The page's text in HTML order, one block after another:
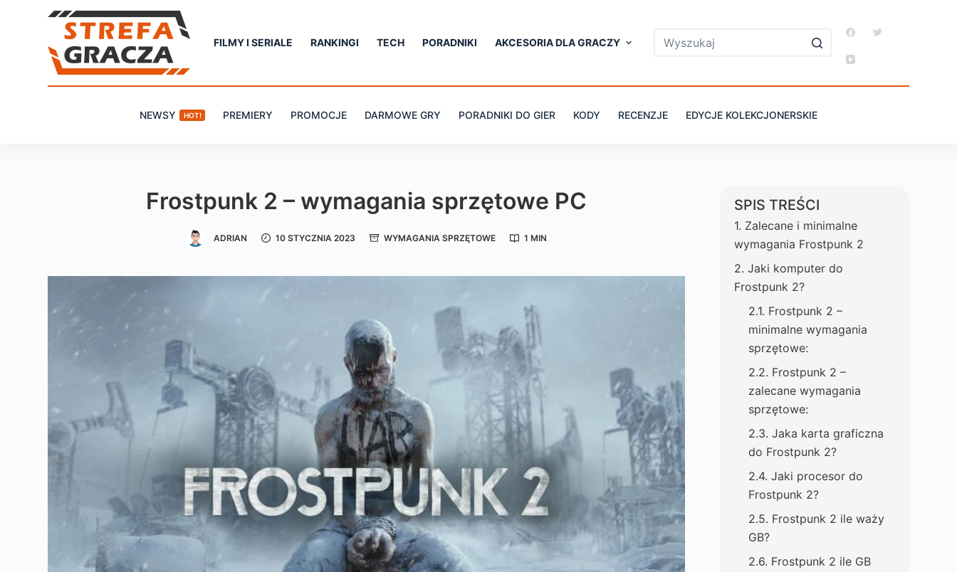
FILMY I SERIALE RANKINGI TECH PORADNIKI AKCESORIA DLA GRACZY
NEWSY HOT! PREMIERY PROMOCJE DARMOWE GRY PORADNIKI DO GIER KODY RECENZJE EDYCJE KOLEKCJONERSKIE
Frostpunk 2 – wymagania sprzętowe PC
ADRIAN 10 STYCZNIA 2023 WYMAGANIA SPRZĘTOWE 1 MIN
SPIS TREŚCI
Zalecane i minimalne
wymagania Frostpunk 2
Jaki komputer do
Frostpunk 2?
Frostpunk 2 –
minimalne wymagania
sprzętowe:
Frostpunk 2 –
zalecane wymagania
sprzętowe:
Jaka karta graficzna
do Frostpunk 2?
Jaki procesor do
Frostpunk 2?
Frostpunk 2 ile waży
GB?
Frostpunk 2 ile GB